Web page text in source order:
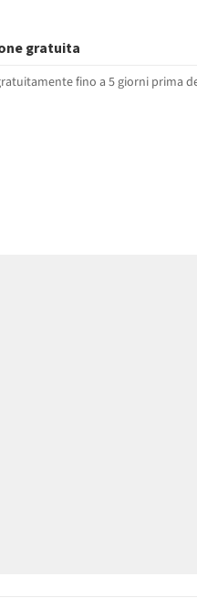
gratuita
fino a 5 giorni prima